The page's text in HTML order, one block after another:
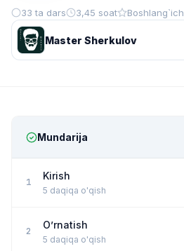
33 ta dars 3,45 soat Boshlang`ich
Master Sherkulov
Mundarija
1
Kirish
5 daqiqa o'qish
2
O’rnatish
5 daqiqa o'qish